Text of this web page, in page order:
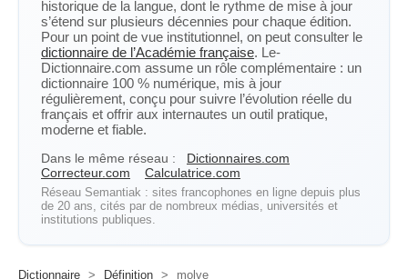
historique de la langue, dont le rythme de mise à jour
s’étend sur plusieurs décennies pour chaque édition.
Pour un point de vue institutionnel, on peut consulter le
dictionnaire de l’Académie française. Le-
Dictionnaire.com assume un rôle complémentaire : un
dictionnaire 100 % numérique, mis à jour
régulièrement, conçu pour suivre l’évolution réelle du
français et offrir aux internautes un outil pratique,
moderne et fiable.
Dans le même réseau :
Dictionnaires.com
Correcteur.com
Calculatrice.com
Réseau Semantiak : sites francophones en ligne depuis plus
de 20 ans, cités par de nombreux médias, universités et
institutions publiques.
Dictionnaire > Définition > molve